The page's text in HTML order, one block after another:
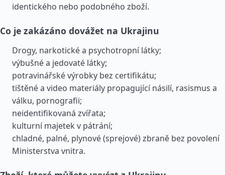
identického nebo podobného zboží.
Co je zakázáno dovážet na Ukrajinu
Drogy, narkotické a psychotropní látky;
výbušné a jedovaté látky;
potravinářské výrobky bez certifikátu;
tištěné a video materiály propagující násilí, rasismus a
válku, pornografii;
neidentifikovaná zvířata;
kulturní majetek v pátrání;
chladné, palné, plynové (sprejové) zbraně bez povolení
Ministerstva vnitra.